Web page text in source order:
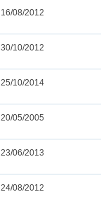
16/08/2012
30/10/2012
25/10/2014
20/05/2005
23/06/2013
24/08/2012